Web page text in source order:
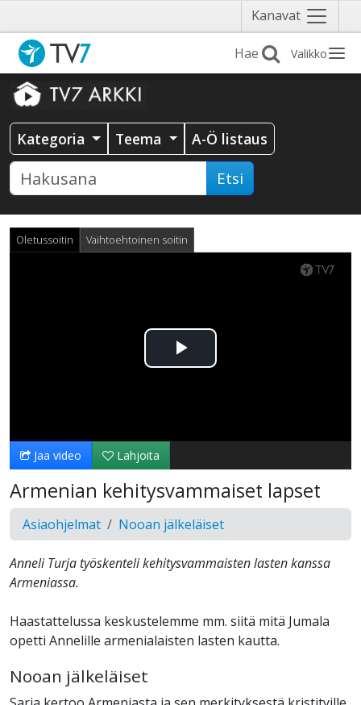
Kanavat Näytä
valikko
Valikko
Kategoria Teema A-Ö listaus
Etsi
Oletussoitin Vaihtoehtoinen soitin
Toista
Jaa video Lahjoita
Armenian kehitysvammaiset lapset
Asiaohjelmat Nooan jälkeläiset
Anneli Turja työskenteli kehitysvammaisten lasten kanssa
Armeniassa.
Haastattelussa keskustelemme mm. siitä mitä Jumala
opetti Annelille armenialaisten lasten kautta.
Nooan jälkeläiset